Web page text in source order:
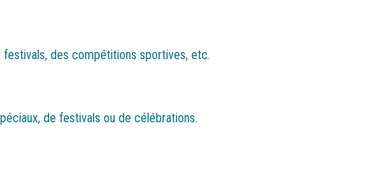
des compétitions sportives, etc.
de festivals ou de célébrations.